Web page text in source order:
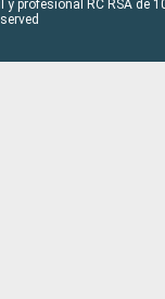
profesional RC RSA de